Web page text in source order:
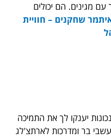
מגינים. הם יכולים
שחקנים – חוויית
יענקו לך את התמיכה
בר ומדרכות לארתצ'לג